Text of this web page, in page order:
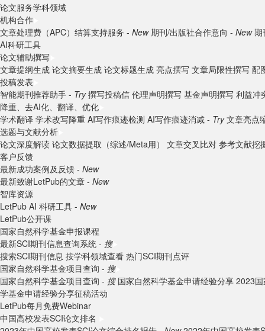
论文服务学科领域
机构合作
文章处理费（APC）结算支持服务 - New 期刊/出版社合作意向 - New
AI科研工具
论文辅助撰写
文章提纲生成 论文摘要生成 论文标题生成 亮点撰写 文章局限性撰写 配
投稿发表
智能期刊推荐助手 - Try 撰写投稿信 伦理声明撰写 基金声明撰写 利益冲
降重、去AI化、翻译、优化
学术翻译 学术改写降重 AI写作痕迹检测 AI写作痕迹消减 - Try 文章亮点
选题与文献分析
论文深度解读 论文数据提取（综述/Meta用） 文章交叉比对 参考文献挖
客户反馈
最新成功案例及反馈 - New
最新致谢LetPub的文章 - New
智库资源
LetPub AI 科研工具 - New
LetPub公开课
国家自然科学基金申报课程
最新SCI期刊信息查询系统 - 搜
搜索SCI期刊信息 按学科领域查看 热门SCI期刊点评
国家自然科学基金项目查询 - 搜
国家自然科学基金项目查询 - 搜 国家自然科学基金申请经验分享 2023
学基金申请经验分享征稿活动
LetPub每月免费Webinar
中国高校发表SCI论文排名